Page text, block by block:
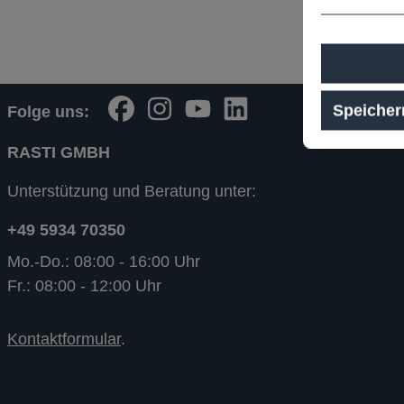
Folge uns:
RASTI GMBH
Unterstützung und Beratung unter:
+49 5934 70350
Mo.-Do.: 08:00 - 16:00 Uhr
Fr.: 08:00 - 12:00 Uhr
Kontaktformular.